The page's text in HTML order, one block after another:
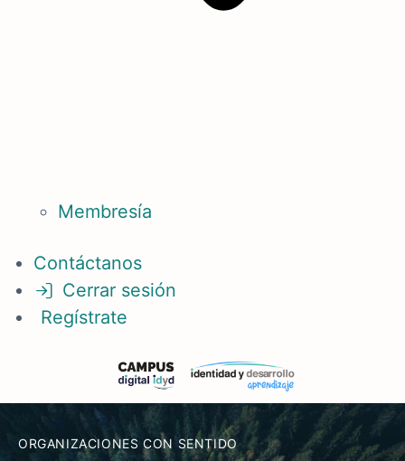
Membresía
Contáctanos
Cerrar sesión
Regístrate
ORGANIZACIONES CON SENTIDO